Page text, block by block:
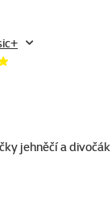
jehněčí a divočák